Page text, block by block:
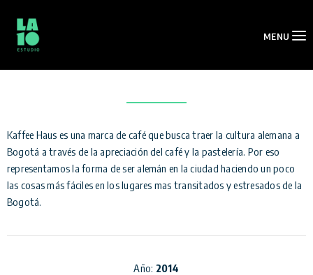
MENU
Kaffee Haus es una marca de café que busca traer la cultura alemana a
Bogotá a través de la apreciación del café y la pastelería. Por eso
representamos la forma de ser alemán en la ciudad haciendo un poco
las cosas más fáciles en los lugares mas transitados y estresados de la
Bogotá.
Año: 2014